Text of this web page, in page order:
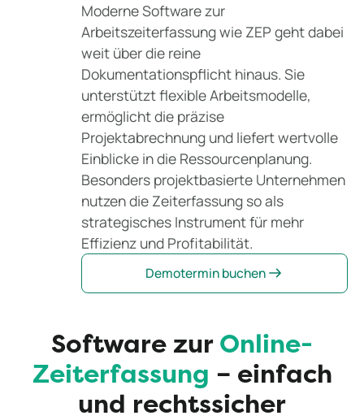
Moderne Software zur
Arbeitszeiterfassung wie ZEP geht dabei
weit über die reine
Dokumentationspflicht hinaus. Sie
unterstützt flexible Arbeitsmodelle,
ermöglicht die präzise
Projektabrechnung und liefert wertvolle
Einblicke in die Ressourcenplanung.
Besonders projektbasierte Unternehmen
nutzen die Zeiterfassung so als
strategisches Instrument für mehr
Effizienz und Profitabilität.
Demotermin buchen
Software zur Online-
Zeiterfassung – einfach
und rechtssicher